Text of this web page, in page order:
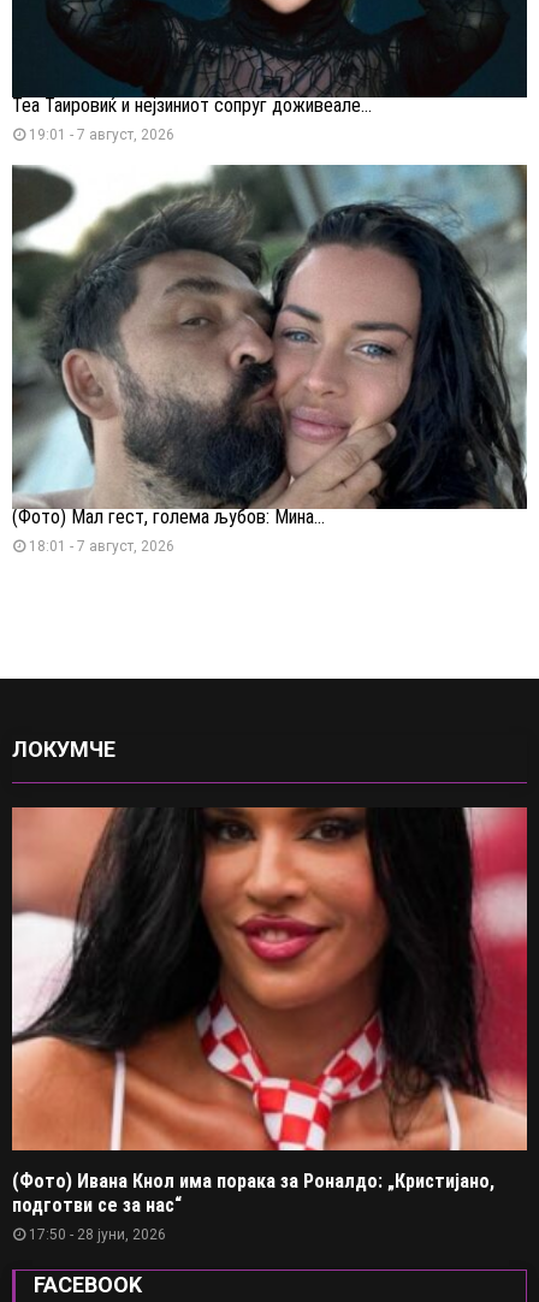
Теа Таировиќ и нејзиниот сопруг доживеале...
19:01 - 7 август, 2026
(Фото) Мал гест, голема љубов: Мина...
18:01 - 7 август, 2026
ЛОКУМЧЕ
(Фото) Ивана Кнол има порака за Роналдо: „Кристијано,
подготви се за нас“
17:50 - 28 јуни, 2026
FACEBOOK